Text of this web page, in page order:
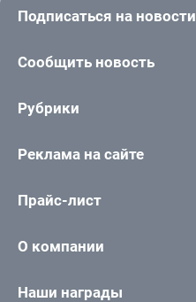
Подписаться на новости
Сообщить новость
Рубрики
Реклама на сайте
Прайс-лист
О компании
Наши награды